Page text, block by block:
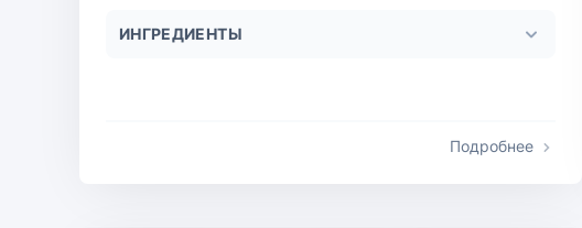
ИНГРЕДИЕНТЫ
Подробнее